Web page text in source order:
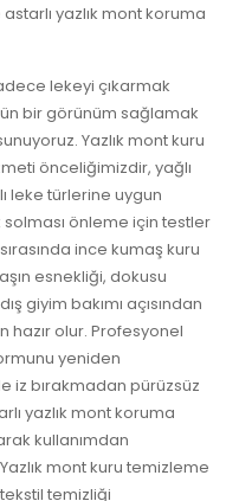
yazlık mont koruma
lekeyi çıkarmak
bir görünüm sağlamak
Yazlık mont kuru
önceliğimizdir, yağlı
leke türlerine uygun
önleme için testler
ince kumaş kuru
esnekliği, dokusu
giyim bakımı açısından
hazır olur. Profesyonel
yeniden
iz bırakmadan pürüzsüz
yazlık mont koruma
kullanımdan
mont kuru temizleme
temizliği